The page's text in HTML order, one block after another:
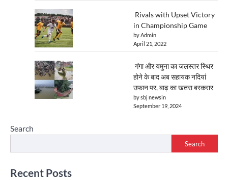
Rivals with Upset Victory
in Championship Game
by Admin
April 21, 2022
गंगा और यमुना का जलस्तर स्थिर
होने के बाद अब सहायक नदियां
उफान पर, बाढ़ का खतरा बरकरार
by sbj newsin
September 19, 2024
Search
Search
Recent Posts